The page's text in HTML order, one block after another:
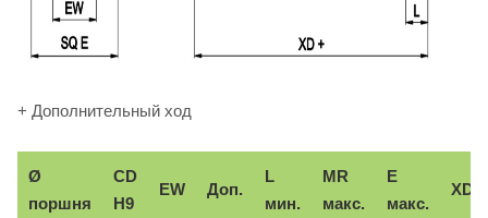
+ Дополнительный ход
Ø
поршня
CD
H9
EW Доп.
L
мин.
MR
макс.
E
макс.
XD